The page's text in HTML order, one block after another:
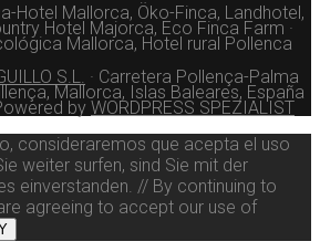
Hotel Mallorca, Öko-Finca, Landhotel,
Hotel Majorca, Eco Finca Farm ·
Mallorca, Hotel rural Pollenca
S.L. · Carretera Pollença-Palma
Mallorca, Islas Baleares, España
by WORDPRESS SPEZIALIST
consideraremos que acepta el uso
weiter surfen, sind Sie mit der
einverstanden. // By continuing to
agreeing to accept our use of